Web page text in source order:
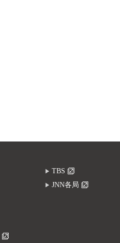
TBS
JNN各局